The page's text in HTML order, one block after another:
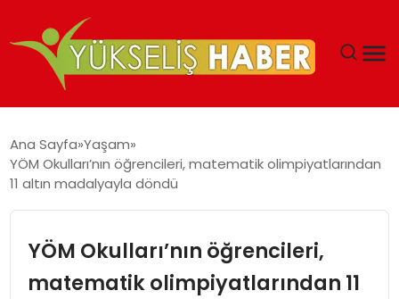
MALIYETLERINI AZALTIYOR’
Ana Sayfa Yaşam
YÖM Okulları’nın öğrencileri, matematik olimpiyatlarından
11 altın madalyayla döndü
YÖM Okulları’nın öğrencileri,
matematik olimpiyatlarından 11